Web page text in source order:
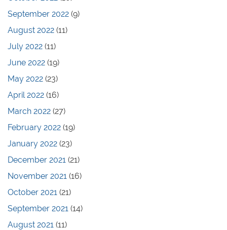
September 2022 (9)
August 2022 (11)
July 2022 (11)
June 2022 (19)
May 2022 (23)
April 2022 (16)
March 2022 (27)
February 2022 (19)
January 2022 (23)
December 2021 (21)
November 2021 (16)
October 2021 (21)
September 2021 (14)
August 2021 (11)